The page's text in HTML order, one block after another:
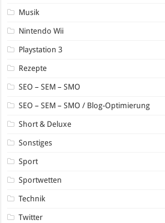
Musik
Nintendo Wii
Playstation 3
Rezepte
SEO – SEM – SMO
SEO – SEM – SMO / Blog-Optimierung
Short & Deluxe
Sonstiges
Sport
Sportwetten
Technik
Twitter